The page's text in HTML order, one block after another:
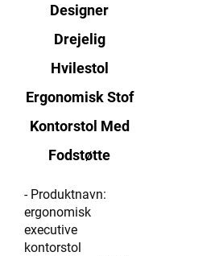
Designer
Drejelig
Hvilestol
Ergonomisk Stof
Kontorstol Med
Fodstøtte
- Produktnavn:
ergonomisk
executive
kontorstol